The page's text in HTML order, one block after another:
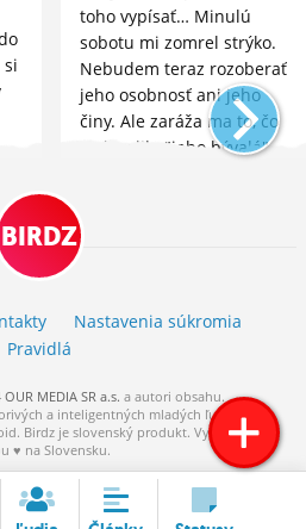
si
toho vypísať… Minulú
sobotu mi zomrel strýko.
Nebudem teraz rozoberať
jeho osobnosť ani jeho
činy. Ale zaráža ma to, čo
si dovolila "jeho bývalá",
komentári)
BIRDZ
Nastavenia súkromia
Pravidlá
OUR MEDIA SR a.s. a autori obsahu.
a inteligentných mladých ľudí.
Birdz je slovenský produkt. Vytvorené s
♥ na Slovensku.